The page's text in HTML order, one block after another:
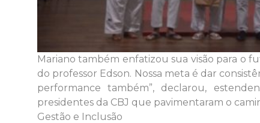
​Mariano também enfatizou sua visão para o
do professor Edson. Nossa meta é dar
performance também”, declarou,
presidentes da CBJ que pavimentaram o
​Gestão e Inclusão